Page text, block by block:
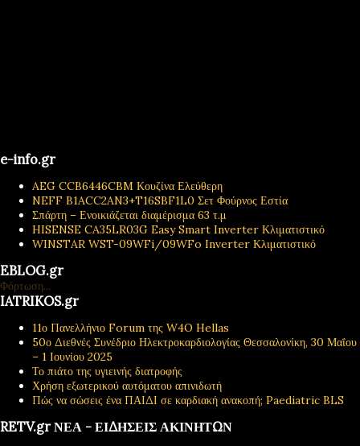
e-info.gr
AEG CCB6446CBM Κουζίνα Ελεύθερη
NEFF B1ACC2AN3+T16SBF1L0 Σετ Φούρνος Εστία
Σπάρτη – Ενοικιάζεται διαμέρισμα 63 τ.μ
HISENSE CA35LR03G Easy Smart Inverter Κλιματιστικό
WINSTAR WST-09WFi/09WFo Inverter Κλιματιστικό
EBLOG.gr
Φόρτωση...
IATRIKOS.gr
11ο Πανελλήνιο Forum της W4O Hellas
50ο Διεθνές Συνέδριο Ηλεκτροκαρδιολογίας Θεσσαλονίκη, 30 Μαΐου
– 1 Ιουνίου 2025
Το πιάτο της υγιεινής διατροφής
Χρήση εξωτερικού αυτόματου απινιδωτή
Πώς να σώσεις ένα ΠΑΙΔΙ σε καρδιακή ανακοπή; Paediatric BLS
RETV.gr ΝΕΑ - ΕΙΔΗΣΕΙΣ ΑΚΙΝΗΤΩΝ